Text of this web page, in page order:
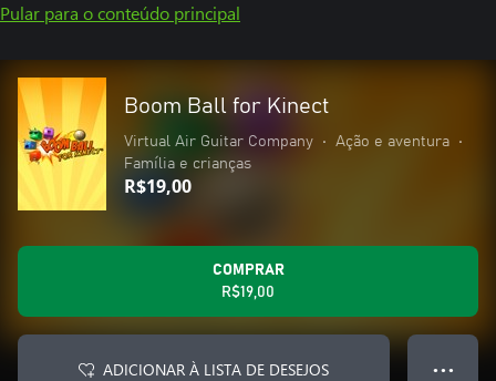
Pular para o conteúdo principal
Boom Ball for Kinect
Virtual Air Guitar Company • Ação e aventura
•
Família e crianças
R$19,00
COMPRAR
R$19,00
ADICIONAR À LISTA DE DESEJOS ● ● ●